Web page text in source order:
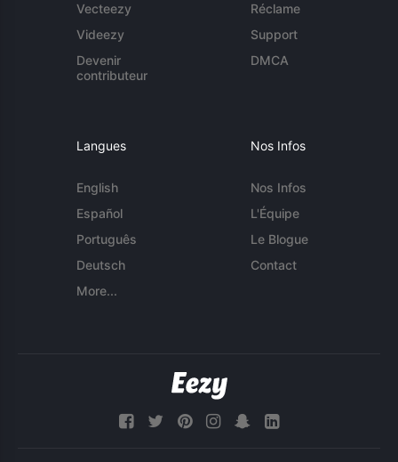
Vecteezy
Videezy
Devenir
contributeur
Réclame
Support
DMCA
Langues
English
Español
Português
Deutsch
More...
Nos Infos
Nos Infos
L'Équipe
Le Blogue
Contact